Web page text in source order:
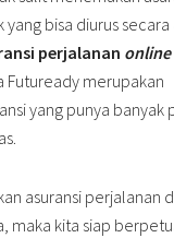
bisa diurus secara
perjalanan online
Futuready merupakan
yang punya banyak
asuransi perjalanan
maka kita siap